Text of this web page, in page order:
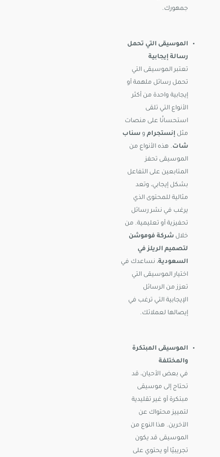
جمهورك.
الموسيقى التي تحمل
رسالة إيجابية
تعتبر الموسيقى التي
تحمل رسائل ملهمة أو
إيجابية واحدة من أكثر
الأنواع التي تلقى
استحسانًا على منصات
مثل إنستجرام و سناب
شات. هذه الأنواع من
الموسيقى تحفز
المتابعين على التفاعل
بشكل إيجابي، وتعد
مثالية للمحتوى الذي
يرغب في نشر رسائل
تحفيزية أو تعليمية. من
خلال شركة فوموشن
لتصميم الريلز في
السعودية، نساعدك في
اختيار الموسيقى التي
تعزز من الرسائل
الإيجابية التي ترغب في
إيصالها لعملائك.
الموسيقى المبتكرة
والمختلفة
في بعض الأحيان، قد
تحتاج إلى موسيقى
مبتكرة أو غير تقليدية
لتمييز محتواك عن
الآخرين. هذا النوع من
الموسيقى قد يكون
تجريبيًا أو يحتوي على